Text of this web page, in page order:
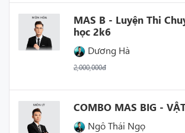
MAS B - Luyện Thi
học 2k6
Dương Hà
2,000,000đ
COMBO MAS BIG -
Ngô Thái Ngọ